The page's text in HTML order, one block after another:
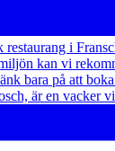
är en vacker vi